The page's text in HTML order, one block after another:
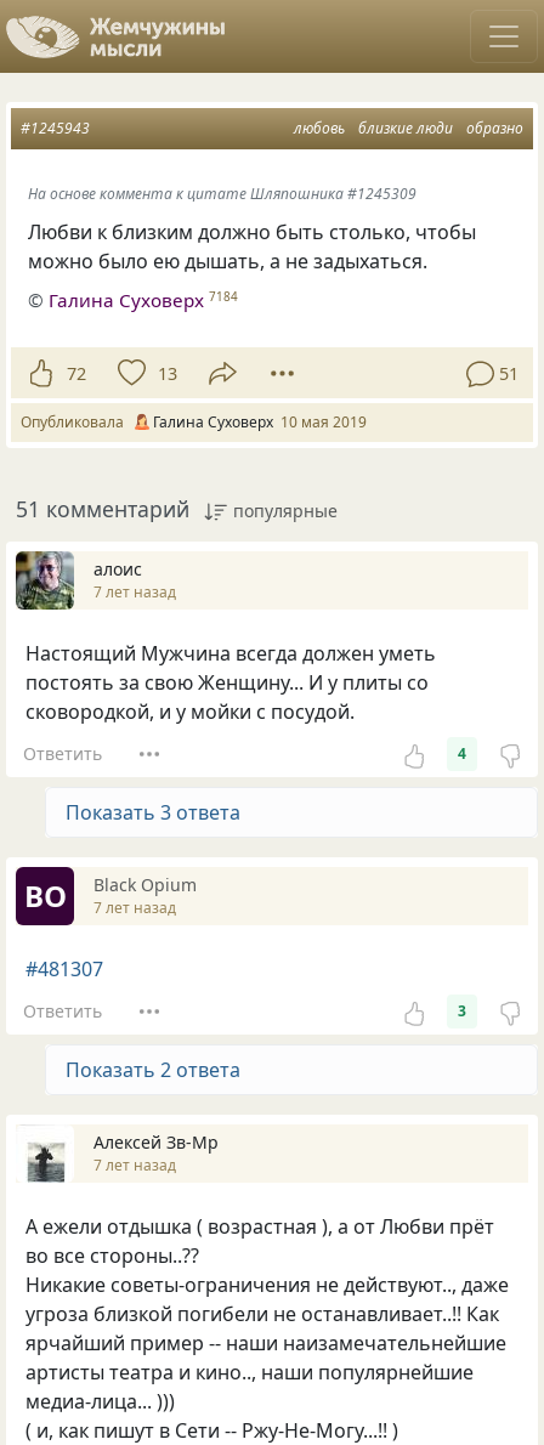
любовь близкие люди образно
#1245943
На основе коммента к цитате Шляпошника #1245309
Любви к близким должно быть столько, чтобы
можно было ею дышать, а не задыхаться.
© Галина Суховерх 7184
72 13 51
Опубликовала Галина Суховерх 10 мая 2019
51 комментарий популярные
алоис
7 лет назад
Настоящий Мужчина всегда должен уметь
постоять за свою Женщину... И у плиты со
сковородкой, и у мойки с посудой.
Ответить 4
Показать 3 ответа
ВО Вlack Оpium
7 лет назад
#481307
Ответить 3
Показать 2 ответа
Алексей Зв-Mp
7 лет назад
А ежели отдышка ( возрастная ), а от Любви прёт
во все стороны..??
Никакие советы-ограничения не действуют.., даже
угроза близкой погибели не останавливает..!! Как
ярчайший пример -- наши наизамечательнейшие
артисты театра и кино.., наши популярнейшие
медиа-лица... )))
( и, как пишут в Сети -- Ржу-Не-Могу...!! )